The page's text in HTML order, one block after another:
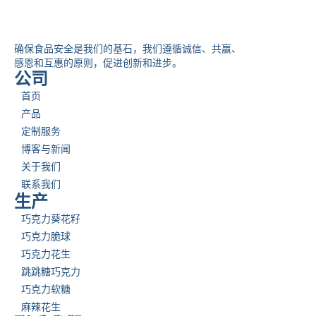
确保食品安全是我们的基石，我们遵循诚信、共赢、
感恩和互惠的原则，促进创新和进步。
公司
首页
产品
定制服务
博客与新闻
关于我们
联系我们
生产
巧克力葵花籽
巧克力脆球
巧克力花生
跳跳糖巧克力
巧克力软糖
麻辣花生